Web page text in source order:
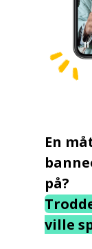
En
på?
ville